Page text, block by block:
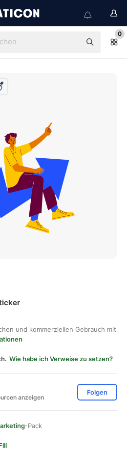
0
und kommerziellen Gebrauch mit
Wie habe ich Verweise zu setzen?
anzeigen
Folgen
-Pack